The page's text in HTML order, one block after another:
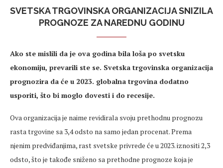
SVETSKA TRGOVINSKA ORGANIZACIJA SNIZILA
PROGNOZE ZA NAREDNU GODINU
Ako ste mislili da je ova godina bila loša po svetsku
ekonomiju, prevarili ste se. Svetska trgovinska organizacija
prognozira da će u 2023. globalna trgovina dodatno
usporiti, što bi moglo dovesti i do recesije.
Ova organizacija je naime revidirala svoju prethodnu prognozu
rasta trgovine sa 3,4 odsto na samo jedan procenat. Prema
njenim predviđanjima, rast svetske privrede će u 2023. iznositi 2,3
odsto, što je takođe sniženo sa prethodne prognoze koja je